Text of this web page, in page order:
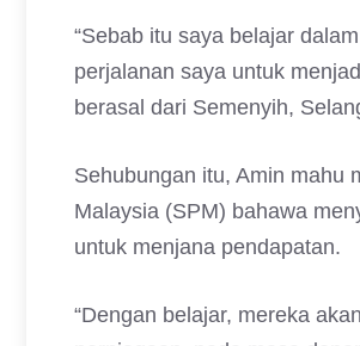
“Sebab itu saya belajar
perjalanan saya untuk
berasal dari Semenyih,
Sehubungan itu, Amin mahu
Malaysia (SPM) bahawa
untuk menjana pendapatan.
“Dengan belajar, mereka